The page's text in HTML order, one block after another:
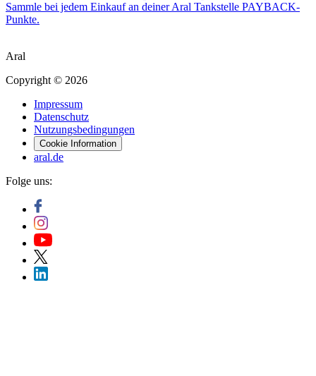
Sammle bei jedem Einkauf an deiner Aral Tankstelle PAYBACK-
Punkte.
Aral
Copyright © 2026
Impressum
Datenschutz
Nutzungsbedingungen
Cookie Information
aral.de
Folge uns: